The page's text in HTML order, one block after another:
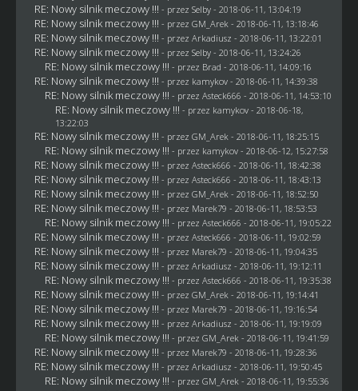
RE: Nowy silnik meczowy !!! - przez Selby- 2018-06-11, 13:04:19
RE: Nowy silnik meczowy !!! - przez GM_Arek- 2018-06-11, 13:18:46
RE: Nowy silnik meczowy !!! - przez Arkadiusz - 2018-06-11, 13:22:01
RE: Nowy silnik meczowy !!! - przez Selby- 2018-06-11, 13:24:26
RE: Nowy silnik meczowy !!! - przez Brad - 2018-06-11, 14:09:16
RE: Nowy silnik meczowy !!! - przez kamykov- 2018-06-11, 14:39:38
RE: Nowy silnik meczowy !!! - przez Asteck666 - 2018-06-11, 14:53:10
RE: Nowy silnik meczowy !!! - przez kamykov- 2018-06-18,
13:22:03
RE: Nowy silnik meczowy !!! - przez GM_Arek- 2018-06-11, 18:25:15
RE: Nowy silnik meczowy !!! - przez kamykov- 2018-06-12, 15:27:58
RE: Nowy silnik meczowy !!! - przez Asteck666 - 2018-06-11, 18:42:38
RE: Nowy silnik meczowy !!! - przez Asteck666 - 2018-06-11, 18:43:13
RE: Nowy silnik meczowy !!! - przez GM_Arek- 2018-06-11, 18:52:50
RE: Nowy silnik meczowy !!! - przez Marek79 - 2018-06-11, 18:53:53
RE: Nowy silnik meczowy !!! - przez Asteck666 - 2018-06-11, 19:05:22
RE: Nowy silnik meczowy !!! - przez Asteck666 - 2018-06-11, 19:02:59
RE: Nowy silnik meczowy !!! - przez Marek79 - 2018-06-11, 19:04:35
RE: Nowy silnik meczowy !!! - przez Arkadiusz - 2018-06-11, 19:12:11
RE: Nowy silnik meczowy !!! - przez Asteck666 - 2018-06-11, 19:35:38
RE: Nowy silnik meczowy !!! - przez GM_Arek- 2018-06-11, 19:14:41
RE: Nowy silnik meczowy !!! - przez Marek79 - 2018-06-11, 19:16:54
RE: Nowy silnik meczowy !!! - przez Arkadiusz - 2018-06-11, 19:19:09
RE: Nowy silnik meczowy !!! - przez GM_Arek- 2018-06-11, 19:41:59
RE: Nowy silnik meczowy !!! - przez Marek79 - 2018-06-11, 19:28:36
RE: Nowy silnik meczowy !!! - przez Arkadiusz - 2018-06-11, 19:50:45
RE: Nowy silnik meczowy !!! - przez GM_Arek- 2018-06-11, 19:55:36